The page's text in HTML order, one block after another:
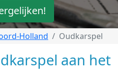
Holland Oudkarspel
aan het